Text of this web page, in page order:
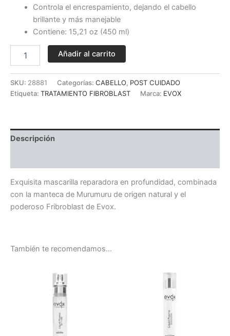
Controla el encrespamiento, dejando el cabello
brillante y más manejable
Contiene: 15,21 oz (450 ml)
Añadir al carrito
SKU: 28881 Categorías: CABELLO, POST CUIDADO
Etiqueta: TRATAMIENTO FIBROBLAST Marca: EVOX
Descripción
Exquisita mascarilla reparadora en profundidad, combinada
con la manteca de Murumuru de origen natural y el
poderoso Fribroblast de Evox.
También te recomendamos…